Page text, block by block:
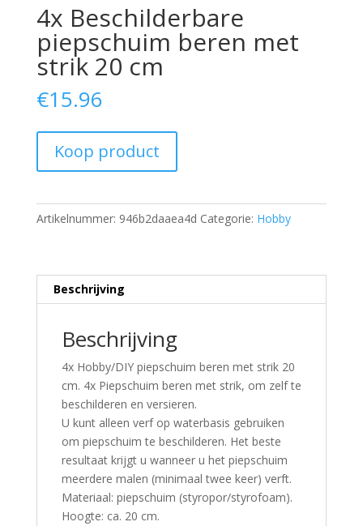
4x Beschilderbare
piepschuim beren met
strik 20 cm
€15.96
Koop product
Artikelnummer: 946b2daaea4d Categorie: Hobby
Beschrijving
Beschrijving
4x Hobby/DIY piepschuim beren met strik 20
cm. 4x Piepschuim beren met strik, om zelf te
beschilderen en versieren.
U kunt alleen verf op waterbasis gebruiken
om piepschuim te beschilderen. Het beste
resultaat krijgt u wanneer u het piepschuim
meerdere malen (minimaal twee keer) verft.
Materiaal: piepschuim (styropor/styrofoam).
Hoogte: ca. 20 cm.